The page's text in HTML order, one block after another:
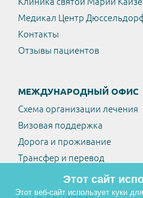
Медикал Центр
Контакты
Отзывы пациентов
МЕЖДУНАРОДНЫЙ ОФИС
Схема организации лечения
Визовая поддержка
Дорога и проживание
Трансфер и перевод
Этот сайт
Этот веб-сайт использует куки